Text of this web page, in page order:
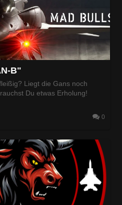
B"
Liegt die Gans noch
Du etwas Erholung!
0